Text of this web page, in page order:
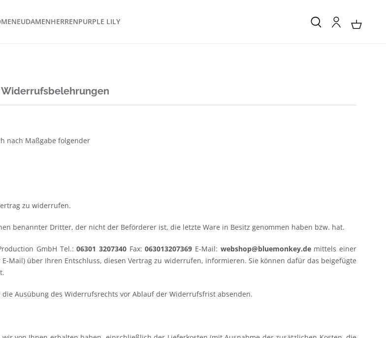
NEUDAMENHERRENPURPLE LILY
Widerrufsbelehrungen
nach Maßgabe folgender
zu widerrufen.
benannter Dritter, der nicht der Beförderer ist, die letzte Ware in Besitz genommen haben bzw. hat.
GmbH Tel.:06301 3207340 Fax:063013207369 E-Mail: webshop@bluemonkey.de mittels einer
Mail) über Ihren Entschluss, diesen Vertrag zu widerrufen, informieren. Sie können dafür das beigefügte
Ausübung des Widerrufsrechts vor Ablauf der Widerrufsfrist absenden.